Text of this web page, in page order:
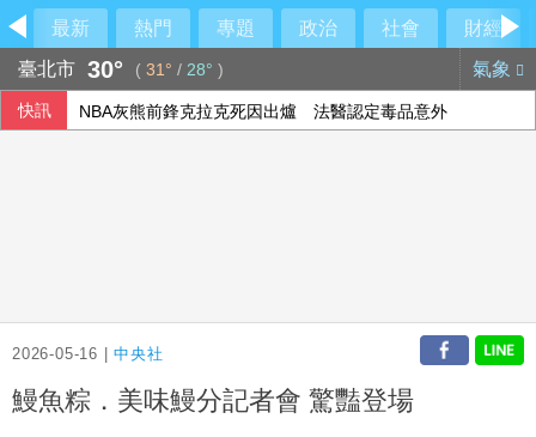
最新 熱門 專題 政治 社會
財經
臺北市 30° ( 31° / 28° ) 氣象
快訊 NBA灰熊前鋒克拉克死因出爐 法醫認定毒品意外
2026-05-16 |中央社
鰻魚粽．美味鰻分記者會 驚豔登場